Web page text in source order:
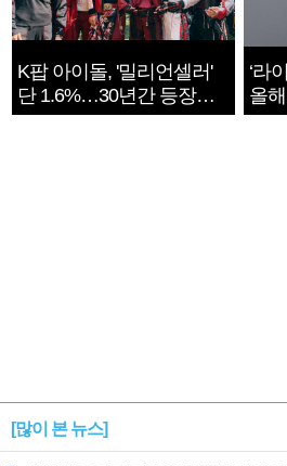
K팝 아이돌, '밀리언셀러'
단 1.6%…30년간 등장
1182개팀 전수조사
‘라
올
확정
[많이 본 뉴스]